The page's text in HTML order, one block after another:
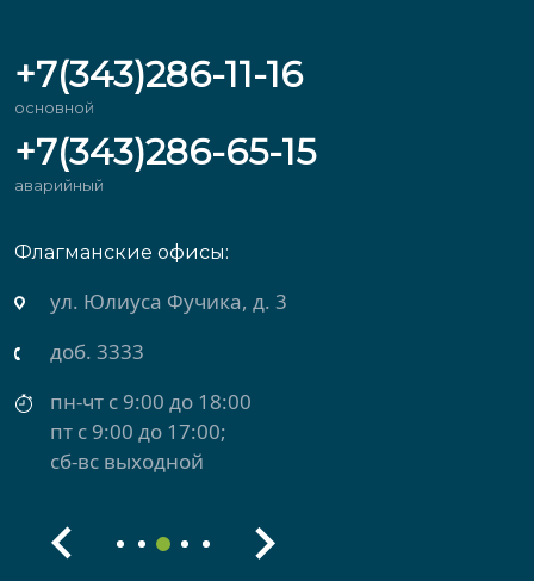
+7(343)286-11-16
основной
+7(343)286-65-15
аварийный
Флагманские офисы:
ул. Михеева, д. 2
доб. 3434
пн-чт с 9:00 до 18:00
пт с 9:00 до 17:00
сб-вс выходной